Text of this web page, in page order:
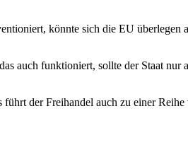
könnte sich die EU überlegen
auch funktioniert, sollte der Staat
der Freihandel auch zu einer